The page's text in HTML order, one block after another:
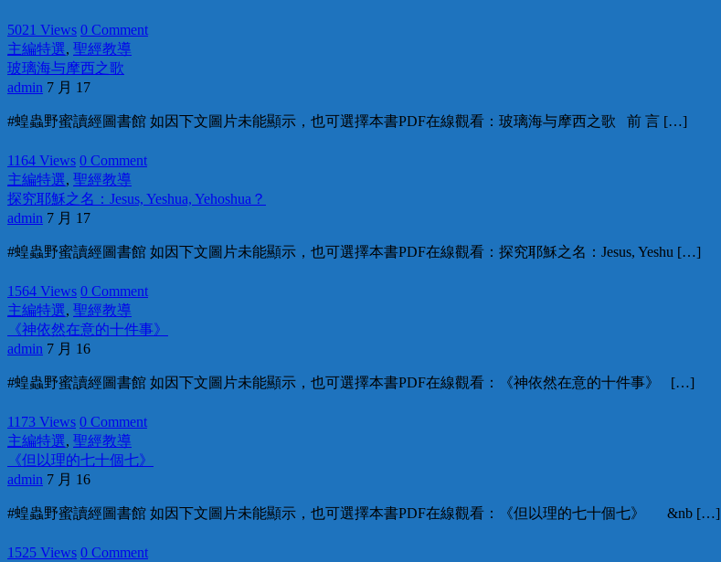
5021 Views 0 Comment
主編特選, 聖經教導
玻璃海与摩西之歌
admin 7 月 17
#蝗蟲野蜜讀經圖書館 如因下文圖片未能顯示，也可選擇本書PDF在線觀看：玻璃海与摩西之歌 前 言 […]
1164 Views 0 Comment
主編特選, 聖經教導
探究耶穌之名：Jesus, Yeshua, Yehoshua？
admin 7 月 17
#蝗蟲野蜜讀經圖書館 如因下文圖片未能顯示，也可選擇本書PDF在線觀看：探究耶穌之名：Jesus, Yeshu […]
1564 Views 0 Comment
主編特選, 聖經教導
《神依然在意的十件事》
admin 7 月 16
#蝗蟲野蜜讀經圖書館 如因下文圖片未能顯示，也可選擇本書PDF在線觀看：《神依然在意的十件事》 […]
1173 Views 0 Comment
主編特選, 聖經教導
《但以理的七十個七》
admin 7 月 16
#蝗蟲野蜜讀經圖書館 如因下文圖片未能顯示，也可選擇本書PDF在線觀看：《但以理的七十個七》 &nb […]
1525 Views 0 Comment